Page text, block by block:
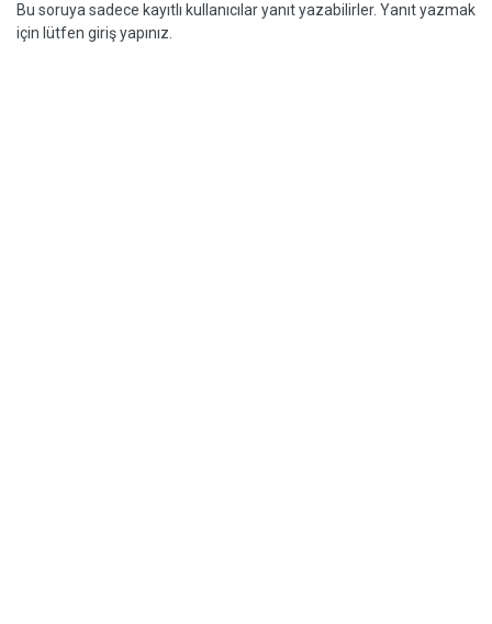
Bu soruya sadece kayıtlı kullanıcılar yanıt yazabilirler. Yanıt yazmak
için lütfen giriş yapınız.